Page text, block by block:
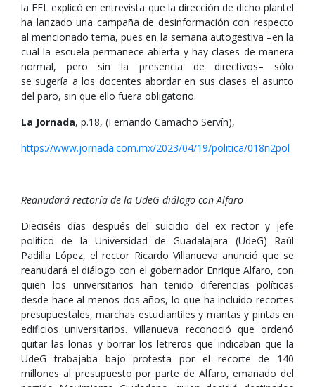
la FFL explicó en entrevista que la dirección de dicho plantel
ha lanzado una campaña de desinformación con respecto
al mencionado tema, pues en la semana autogestiva –en la
cual la escuela permanece abierta y hay clases de manera
normal, pero sin la presencia de directivos– sólo
se sugería a los docentes abordar en sus clases el asunto
del paro, sin que ello fuera obligatorio.
La Jornada, p.18, (Fernando Camacho Servín),
https://www.jornada.com.mx/2023/04/19/politica/018n2pol
Reanudará rectoría de la UdeG diálogo con Alfaro
Dieciséis días después del suicidio del ex rector y jefe
político de la Universidad de Guadalajara (UdeG) Raúl
Padilla López, el rector Ricardo Villanueva anunció que se
reanudará el diálogo con el gobernador Enrique Alfaro, con
quien los universitarios han tenido diferencias políticas
desde hace al menos dos años, lo que ha incluido recortes
presupuestales, marchas estudiantiles y mantas y pintas en
edificios universitarios. Villanueva reconoció que ordenó
quitar las lonas y borrar los letreros que indicaban que la
UdeG trabajaba bajo protesta por el recorte de 140
millones al presupuesto por parte de Alfaro, emanado del